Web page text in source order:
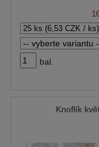
bal.
Knoflík